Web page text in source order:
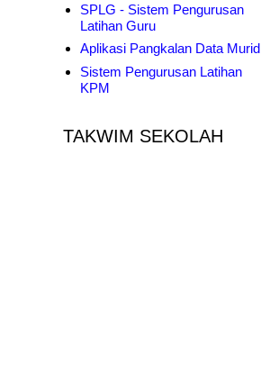
SPLG - Sistem Pengurusan
Latihan Guru
Aplikasi Pangkalan Data Murid
Sistem Pengurusan Latihan
KPM
TAKWIM SEKOLAH